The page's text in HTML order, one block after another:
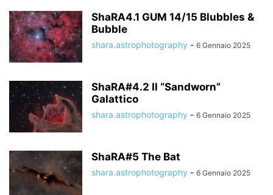
ShaRA4.1 GUM 14/15 Blubbles &
Bubble
shara.astrophotography - 6 Gennaio 2025
ShaRA#4.2 Il “Sandworn”
Galattico
shara.astrophotography - 6 Gennaio 2025
ShaRA#5 The Bat
shara.astrophotography - 6 Gennaio 2025